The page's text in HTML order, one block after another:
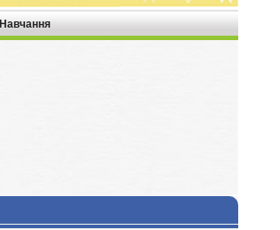
Навчання